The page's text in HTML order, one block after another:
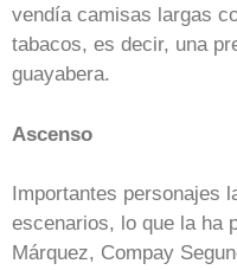
vendía camisas largas
tabacos, es decir, una
guayabera.
Ascenso
Importantes personajes
escenarios, lo que la ha
Márquez, Compay